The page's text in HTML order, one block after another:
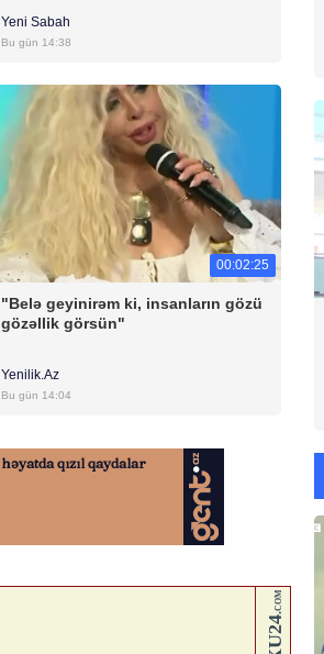
Yeni Sabah
Bu gün 14:38
00:02:25
"Belə geyinirəm ki, insanların gözü
gözəllik görsün"
Yenilik.Az
Bu gün 14:04